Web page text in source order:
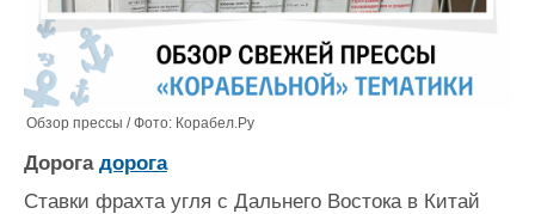
Обзор прессы / Фото: Корабел.Ру
Дорога дорога
Ставки фрахта угля c Дальнего Востока в Китай